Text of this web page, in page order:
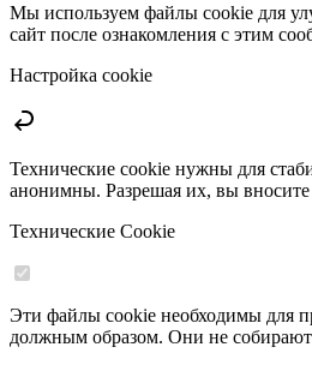
Мы используем файлы cookie для
сайт после ознакомления с этим
Настройка cookie
Технические cookie нужны для
анонимны. Разрешая их, вы вносите
Технические Cookie
Эти файлы cookie необходимы для
должным образом. Они не